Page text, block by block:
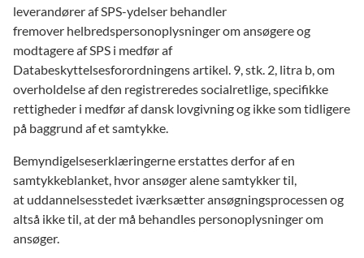
leverandører af SPS-ydelser behandler
fremover helbredspersonoplysninger om ansøgere og
modtagere af SPS i medfør af
Databeskyttelsesforordningens artikel. 9, stk. 2, litra b, om
overholdelse af den registreredes socialretlige, specifikke
rettigheder i medfør af dansk lovgivning og ikke som tidligere
på baggrund af et samtykke.
Bemyndigelseserklæringerne erstattes derfor af en
samtykkeblanket, hvor ansøger alene samtykker til,
at uddannelsesstedet iværksætter ansøgningsprocessen og
altså ikke til, at der må behandles personoplysninger om
ansøger.